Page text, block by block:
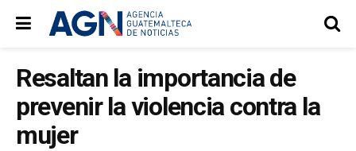
Resaltan la importancia de
prevenir la violencia contra la
mujer